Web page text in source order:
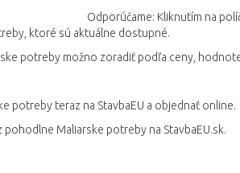
Odporúčame: Kliknutím na
ktoré sú aktuálne dostupné.
potreby možno zoradiť podľa ceny,
potreby teraz na StavbaEU a objednať online.
pohodlne Maliarske potreby na StavbaEU.sk.